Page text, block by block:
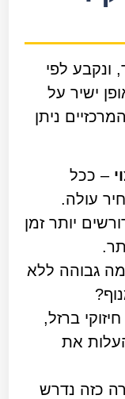
ונקבע לפי
ישיר על
ניתן
– ככל
עולה.
יותר זמן
גבוהה ללא
ברזל,
את
כזה נדרש